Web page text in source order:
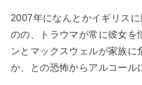
2007年になんとかイギリス
のの、トラウマが常に彼女を
ンとマックスウェルが家族に
か、との恐怖からアルコール